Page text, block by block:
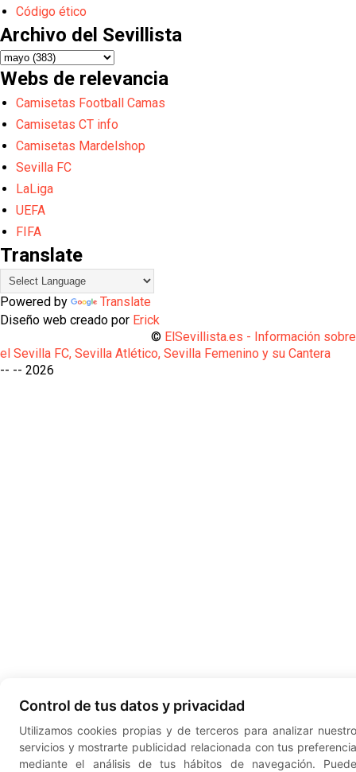
Código ético
Archivo del Sevillista
Webs de relevancia
Camisetas Football Camas
Camisetas CT info
Camisetas Mardelshop
Sevilla FC
LaLiga
UEFA
FIFA
Translate
Powered by
Translate
Diseño web creado por Erick
© ElSevillista.es - Información sobre
el Sevilla FC, Sevilla Atlético, Sevilla Femenino y su Cantera
-- --
Control de tus datos y privacidad
Utilizamos cookies propias y de terceros para analizar
servicios y mostrarte publicidad relacionada con tus
mediante el análisis de tus hábitos de navegación.
2026